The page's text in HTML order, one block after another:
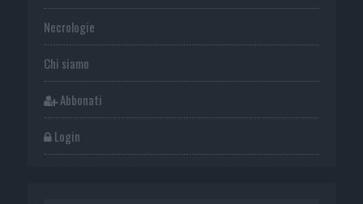
Necrologie
Chi siamo
Abbonati
Login